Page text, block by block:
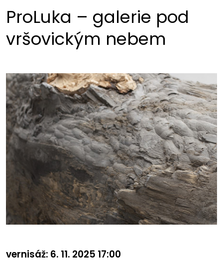
ProLuka – galerie pod
vršovickým nebem
vernisáž: 6. 11. 2025 17:00